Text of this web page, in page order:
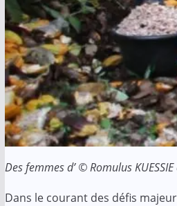
Des femmes d’ © Romulus
Dans le courant des défis